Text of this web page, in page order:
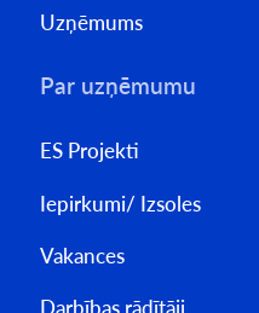
Uzņēmums
Par uzņēmumu
ES Projekti
Iepirkumi/ Izsoles
Vakances
Darbības rādītāji